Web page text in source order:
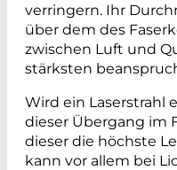
verringern. Ihr
über dem des
zwischen Luft und
stärksten
Wird ein Laserstrahl
dieser Übergang im
dieser die höchste
kann vor allem bei